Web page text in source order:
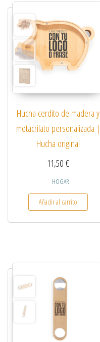
Hucha cerdito de madera y
metacrilato personalizada |
Hucha original
11,50€
HOGAR
Añadir al carrito